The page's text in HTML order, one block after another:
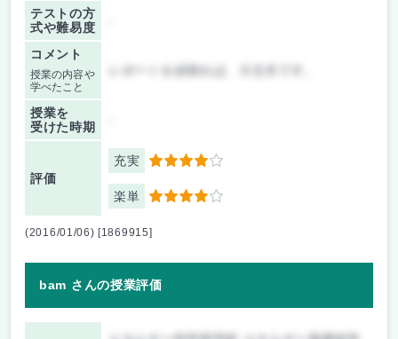
テストの方
式や難易度
コメント
授業の内容や
学べたこと
授業を
受けた時期
評価
充実 4
楽単 4
(2016/01/06) [1869915]
bam さんの授業評価